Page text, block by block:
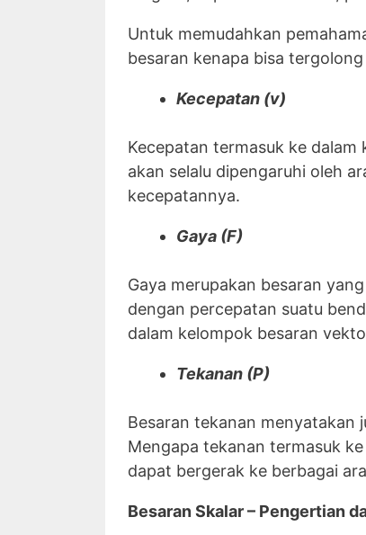
Untuk memudahkan
besaran kenapa bisa
Kecepatan (v)
Kecepatan termasuk ke
akan selalu dipengaruhi oleh
kecepatannya.
Gaya (F)
Gaya merupakan besaran
dengan percepatan suatu
dalam kelompok besaran
Tekanan (P)
Besaran tekanan menyatakan
Mengapa tekanan termasuk
dapat bergerak ke berbagai
Besaran Skalar – Pengertian